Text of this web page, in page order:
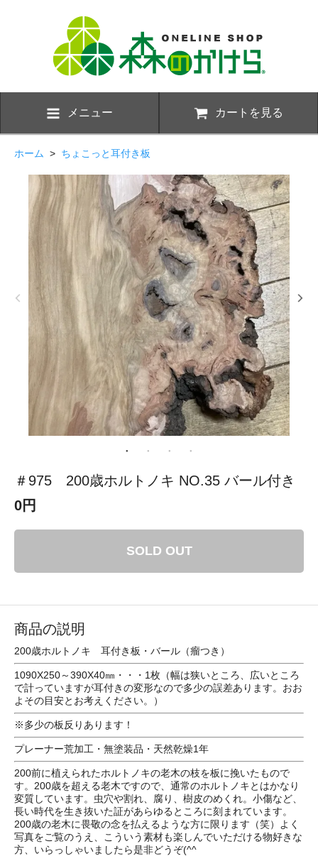
メニュー カートを見る
ホーム > ちょこっと耳付き板
＃975 200歳ホルトノキ NO.35 バール付き
0円
SOLD OUT
商品の説明
200歳ホルトノキ 耳付き板・バール（瘤つき）
1090X250～390X40㎜・・・1枚（幅は狭いところ、広いところ
で計っていますが耳付きの変形なので多少の誤差あります。おお
よその目安とお考えください。）
※多少の板反りあります！
プレーナー荒加工・無塗装品・天然乾燥1年
200前に植えられたホルトノキの老木の枝を板に挽いたもので
す。200歳を超える老木ですので、通常のホルトノキとはかなり
変質しています。虫穴や割れ、腐り、樹皮のめくれ。小傷など、
長い時代を生き抜いた証があらゆるところに刻まれています。
200歳の老木に畏敬の念を払えるような方に限ります（笑）よく
写真をご覧のうえ、こういう素材も楽しんでいただける物好きな
方、いらっしゃいましたら是非どうぞ(^^